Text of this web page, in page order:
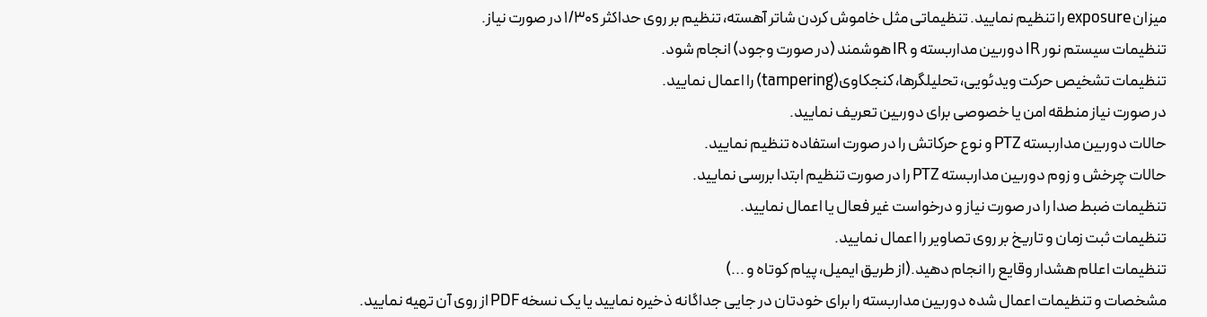
میزان exposure را تنظیم نمایید. تنظیماتی مثل خاموش کردن شاتر آهسته، تنظیم بر روی حداکثر 1/30s در صورت نیاز.
تنظیمات سیستم نور IR دوربین مداربسته و IR هوشمند (در صورت وجود) انجام شود.
تنظیمات تشخیص حرکت ویدئویی، تحلیلگرها، کنجکاوی(tampering) را اعمال نمایید.
در صورت نیاز منطقه امن یا خصوصی برای دوربین تعریف نمایید.
حالات دوربین مداربسته PTZ و نوع حرکاتش را در صورت استفاده تنظیم نمایید.
حالات چرخش و زوم دوربین مداربسته PTZ را در صورت تنظیم ابتدا بررسی نمایید.
تنظیمات ضبط صدا را در صورت نیاز و درخواست غیر فعال یا اعمال نمایید.
تنظیمات ثبت زمان و تاریخ بر روی تصاویر را اعمال نمایید.
تنظیمات اعلام هشدار وقایع را انجام دهید.(از طریق ایمیل، پیام کوتاه و ...)
مشخصات و تنظیمات اعمال شده دوربین مداربسته را برای خودتان در جایی جداگانه ذخیره نمایید یا یک نسخه PDF از روی آن تهیه نمایید.